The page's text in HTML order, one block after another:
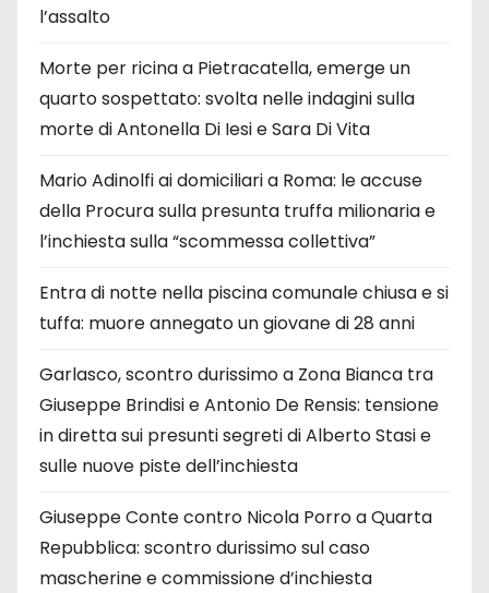
l’assalto
Morte per ricina a Pietracatella, emerge un
quarto sospettato: svolta nelle indagini sulla
morte di Antonella Di Iesi e Sara Di Vita
Mario Adinolfi ai domiciliari a Roma: le accuse
della Procura sulla presunta truffa milionaria e
l’inchiesta sulla “scommessa collettiva”
Entra di notte nella piscina comunale chiusa e si
tuffa: muore annegato un giovane di 28 anni
Garlasco, scontro durissimo a Zona Bianca tra
Giuseppe Brindisi e Antonio De Rensis: tensione
in diretta sui presunti segreti di Alberto Stasi e
sulle nuove piste dell’inchiesta
Giuseppe Conte contro Nicola Porro a Quarta
Repubblica: scontro durissimo sul caso
mascherine e commissione d’inchiesta